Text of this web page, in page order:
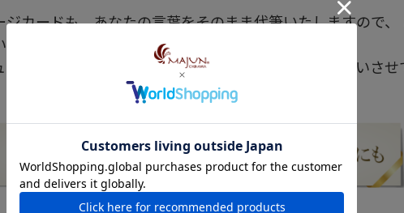
カードも、あなたの言葉をそのまま代筆いたしますので
のシャツがより良い贈り物になる様に全力でお手伝いさせ